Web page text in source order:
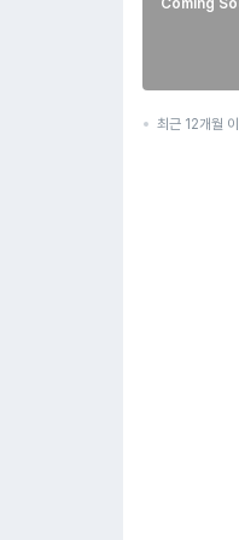
최근 12개월